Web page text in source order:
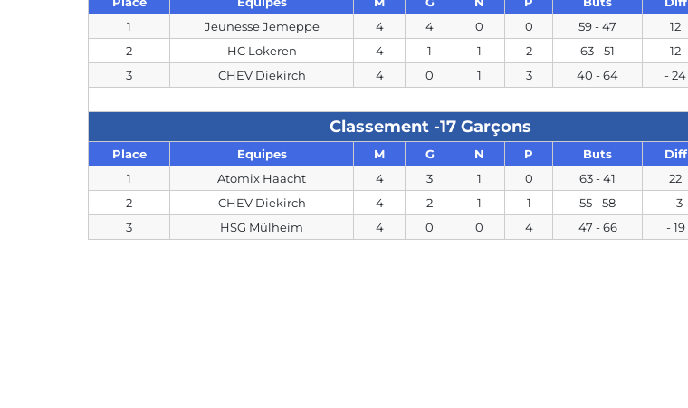
1
Jeunesse Jemeppe 4 4 0 0 59 - 47 12
2
HC Lokeren 4 1 1 2 63 - 51 12
3
CHEV Diekirch 4 0 1 3 40 - 64 - 24
Classement -17 Garçons
Place Equipes M G N P Buts Diff
1
Atomix Haacht 4 3 1 0 63 - 41 22
2
CHEV Diekirch 4 2 1 1 55 - 58 - 3
3
HSG Mülheim 4 0 0 4 47 - 66 - 19